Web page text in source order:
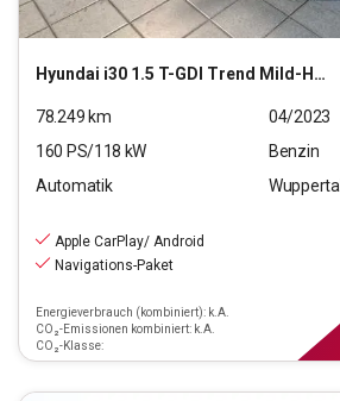
Hyundai i30 1.5 T-GDI Trend Mild-Hybrid (EURO 6d)(OPF)
78.249 km
04/2023
160 PS/118 kW
Benzin
Automatik
Wuppertal
Apple CarPlay/ Android
Navigations-Paket
Energieverbrauch (kombiniert): k.A.
CO₂-Emissionen kombiniert: k.A.
CO₂-Klasse: